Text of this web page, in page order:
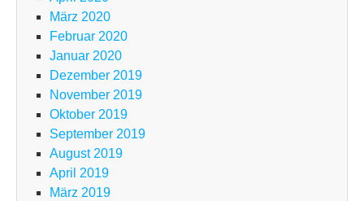
März 2020
Februar 2020
Januar 2020
Dezember 2019
November 2019
Oktober 2019
September 2019
August 2019
April 2019
März 2019